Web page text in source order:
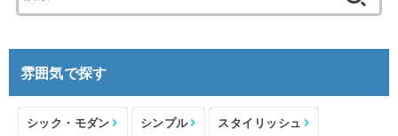
索:
雰囲気で探す
シック・モダン シンプル スタイリッシュ